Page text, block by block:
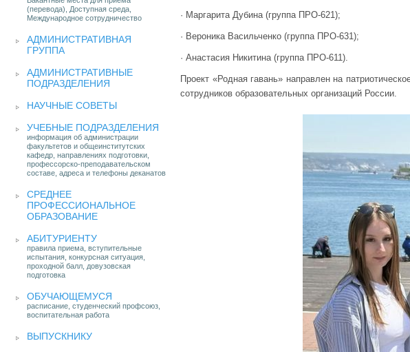
(перевода), Доступная среда,
Международное сотрудничество
АДМИНИСТРАТИВНАЯ
ГРУППА
АДМИНИСТРАТИВНЫЕ
ПОДРАЗДЕЛЕНИЯ
НАУЧНЫЕ СОВЕТЫ
УЧЕБНЫЕ ПОДРАЗДЕЛЕНИЯ
информация об администрации
факультетов и общеинститутских
кафедр, направлениях подготовки,
профессорско-преподавательском
составе, адреса и телефоны деканатов
СРЕДНЕЕ
ПРОФЕССИОНАЛЬНОЕ
ОБРАЗОВАНИЕ
АБИТУРИЕНТУ
правила приема, вступительные
испытания, конкурсная ситуация,
проходной балл, довузовская
подготовка
ОБУЧАЮЩЕМУСЯ
расписание, студенческий профсоюз,
воспитательная работа
ВЫПУСКНИКУ
· Маргарита Дубина (группа ПРО-621);
· Вероника Васильченко (группа ПРО-631);
· Анастасия Никитина (группа ПРО-611).
Проект «Родная гавань» направлен на
сотрудников образовательных организаций России.